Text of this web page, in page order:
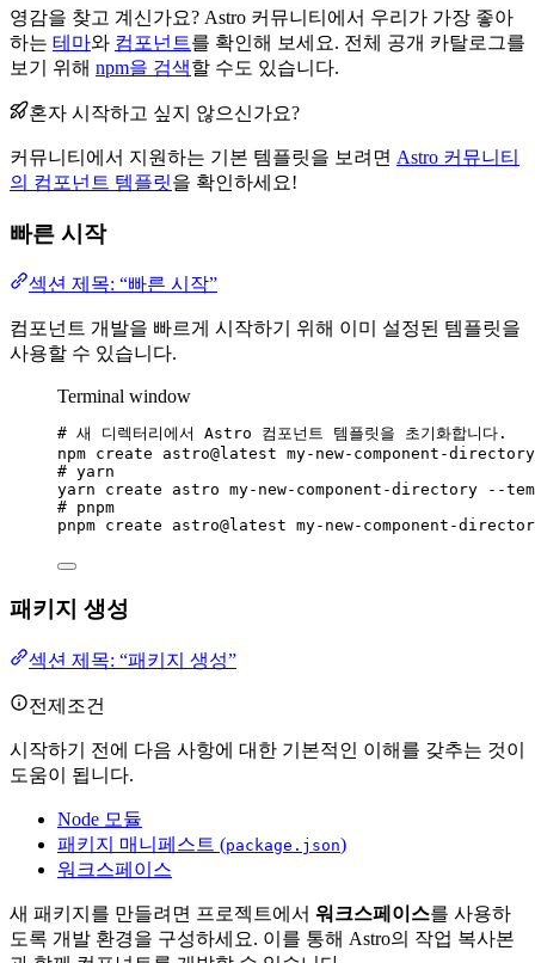
영감을 찾고 계신가요? Astro 커뮤니티에서 우리가 가장 좋아
하는 테마와 컴포넌트를 확인해 보세요. 전체 공개 카탈로그를
보기 위해 npm을 검색할 수도 있습니다.
혼자 시작하고 싶지 않으신가요?
커뮤니티에서 지원하는 기본 템플릿을 보려면 Astro 커뮤니티
의 컴포넌트 템플릿을 확인하세요!
빠른 시작
섹션 제목: “빠른 시작”
컴포넌트 개발을 빠르게 시작하기 위해 이미 설정된 템플릿을
사용할 수 있습니다.
Terminal window
# 새 디렉터리에서 Astro 컴포넌트 템플릿을 초기화합니다.
npm create astro@latest my-new-component-directory
# yarn
yarn
create astro my-new-component-directory
--
# pnpm
pnpm create astro@latest my-new-component-
패키지 생성
섹션 제목: “패키지 생성”
전제조건
시작하기 전에 다음 사항에 대한 기본적인 이해를 갖추는 것이
도움이 됩니다.
Node 모듈
패키지 매니페스트 (package.json)
워크스페이스
새 패키지를 만들려면 프로젝트에서 워크스페이스를 사용하
도록 개발 환경을 구성하세요. 이를 통해 Astro의 작업 복사본